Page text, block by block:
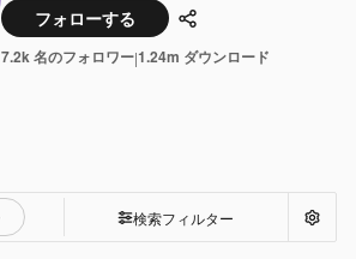
フォローする 共有
7.2k 名のフォロワー|1.24m ダウンロード
検索フィルター